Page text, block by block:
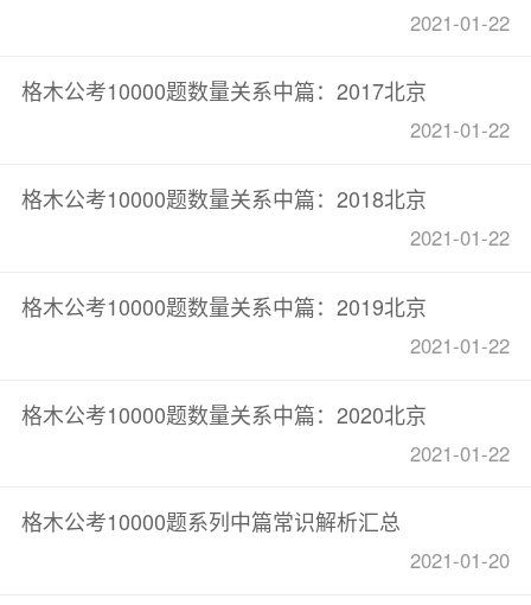
2021-01-22
格木公考10000题数量关系中篇：2017北京
2021-01-22
格木公考10000题数量关系中篇：2018北京
2021-01-22
格木公考10000题数量关系中篇：2019北京
2021-01-22
格木公考10000题数量关系中篇：2020北京
2021-01-22
格木公考10000题系列中篇常识解析汇总
2021-01-20